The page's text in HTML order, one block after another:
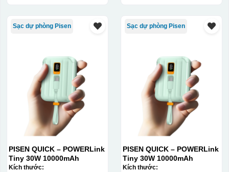
Sạc dự phòng Pisen
PISEN QUICK – POWERLink
Tiny 30W 10000mAh
Kích thước:
Sạc dự phòng Pisen
PISEN QUICK – POWERLink
Tiny 30W 10000mAh
Kích thước: